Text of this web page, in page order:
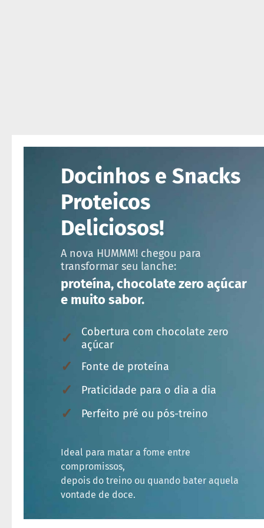
Docinhos e Snacks
Proteicos
Deliciosos!
A nova HUMMM! chegou para
transformar seu lanche:
proteína, chocolate zero açúcar
e muito sabor.
✓
Cobertura com chocolate zero
açúcar
✓ Fonte de proteína
✓ Praticidade para o dia a dia
✓ Perfeito pré ou pós-treino
Ideal para matar a fome entre
compromissos,
depois do treino ou quando bater aquela
vontade de doce.